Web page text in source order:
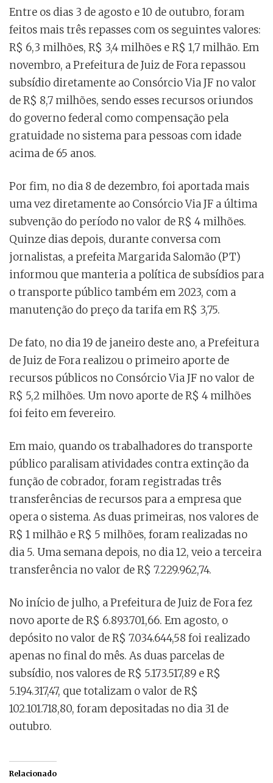
Entre os dias 3 de agosto e 10 de outubro, foram
feitos mais três repasses com os seguintes valores:
R$ 6,3 milhões, R$ 3,4 milhões e R$ 1,7 milhão. Em
novembro, a Prefeitura de Juiz de Fora repassou
subsídio diretamente ao Consórcio Via JF no valor
de R$ 8,7 milhões, sendo esses recursos oriundos
do governo federal como compensação pela
gratuidade no sistema para pessoas com idade
acima de 65 anos.
Por fim, no dia 8 de dezembro, foi aportada mais
uma vez diretamente ao Consórcio Via JF a última
subvenção do período no valor de R$ 4 milhões.
Quinze dias depois, durante conversa com
jornalistas, a prefeita Margarida Salomão (PT)
informou que manteria a política de subsídios para
o transporte público também em 2023, com a
manutenção do preço da tarifa em R$ 3,75.
De fato, no dia 19 de janeiro deste ano, a Prefeitura
de Juiz de Fora realizou o primeiro aporte de
recursos públicos no Consórcio Via JF no valor de
R$ 5,2 milhões. Um novo aporte de R$ 4 milhões
foi feito em fevereiro.
Em maio, quando os trabalhadores do transporte
público paralisam atividades contra extinção da
função de cobrador, foram registradas três
transferências de recursos para a empresa que
opera o sistema. As duas primeiras, nos valores de
R$ 1 milhão e R$ 5 milhões, foram realizadas no
dia 5. Uma semana depois, no dia 12, veio a terceira
transferência no valor de R$ 7.229.962,74.
No início de julho, a Prefeitura de Juiz de Fora fez
novo aporte de R$ 6.893.701,66. Em agosto, o
depósito no valor de R$ 7.034.644,58 foi realizado
apenas no final do mês. As duas parcelas de
subsídio, nos valores de R$ 5.173.517,89 e R$
5.194.317,47, que totalizam o valor de R$
102.101.718,80, foram depositadas no dia 31 de
outubro.
Relacionado